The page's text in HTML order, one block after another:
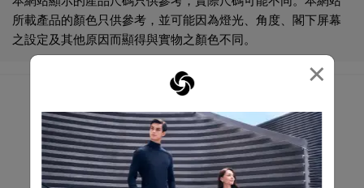
×
所載產品的顏色只供參考，並可能因為燈光、角度、閣下屏幕
之設定及其他原因而顯得與實物之顏色不同。
我們有什麼可以幫您?
電郵